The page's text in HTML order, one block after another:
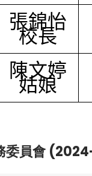
張錦怡
校長
陳文婷
姑娘
委員會